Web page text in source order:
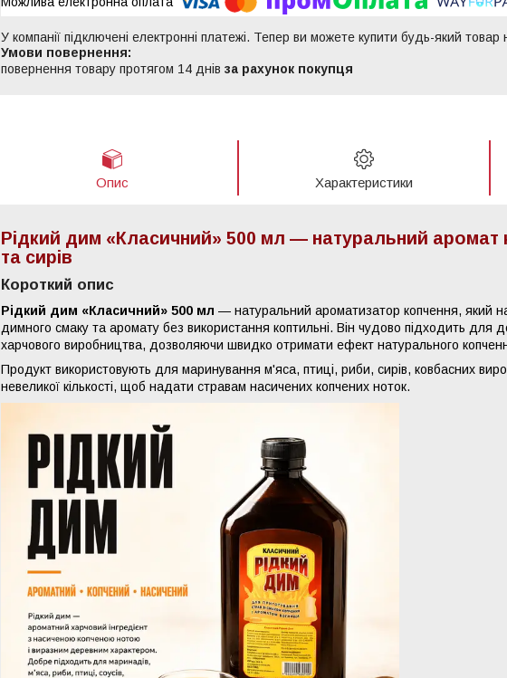
У компанії підключені електронні платежі. Тепер ви можете купити будь-який
повернення товару протягом 14 днів за рахунок покупця
Опис Характеристики
Рідкий дим «Класичний» 500 мл — натуральний аромат
та сирів
Короткий опис
Рідкий дим «Класичний» 500 мл — натуральний ароматизатор копчення, який
димного смаку та аромату без використання коптильні. Він чудово підходить для
харчового виробництва, дозволяючи швидко отримати ефект натурального
Продукт використовують для маринування м'яса, птиці, риби, сирів, ковбасних
невеликої кількості, щоб надати стравам насичених копчених ноток.